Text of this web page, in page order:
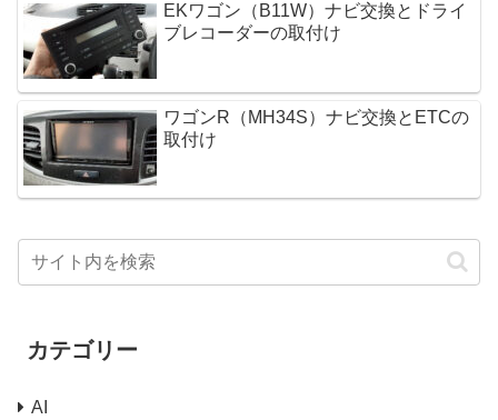
EKワゴン（B11W）ナビ交換とドライ
ブレコーダーの取付け
ワゴンR（MH34S）ナビ交換とETCの
取付け
カテゴリー
AI